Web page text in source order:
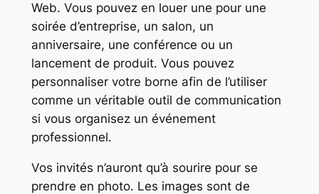
Web. Vous pouvez en louer une pour une
soirée d’entreprise, un salon, un
anniversaire, une conférence ou un
lancement de produit. Vous pouvez
personnaliser votre borne afin de l’utiliser
comme un véritable outil de communication
si vous organisez un événement
professionnel.
Vos invités n’auront qu’à sourire pour se
prendre en photo. Les images sont de